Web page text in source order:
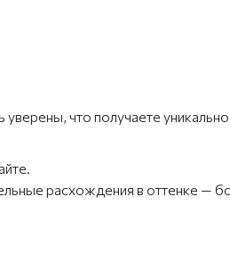
что получаете
расхождения в оттенке —